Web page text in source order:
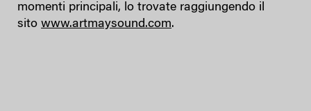
momenti principali, lo trovate raggiungendo il
sito www.artmaysound.com.